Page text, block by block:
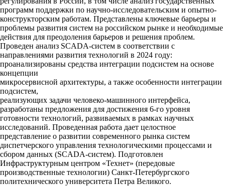
программ поддержки по научно-исследовательским и опытно-
конструкторским работам. Представлены ключевые барьеры и
проблемы развития систем на российском рынке и необходимые
действия для преодоления барьеров и решения проблем.
Проведен анализ SCADA-систем в соответствии с
направлениями развития технологий в 2024 году:
проанализированы средства интеграции подсистем на основе
концепции
микросервисной архитектуры, а также особенности интеграции
подсистем,
реализующих задачи человеко-машинного интерфейса,
разработаны предложения для достижения 6-го уровня
готовности технологий, развиваемых в рамках научных
исследований. Проведенная работа дает целостное
представление о развитии современного рынка систем
диспетчерского управления технологическими процессами и
сбором данных (SCADA-систем). Подготовлен
Инфраструктурным центром «Технет» (передовые
производственные технологии) Санкт-Петербургского
политехнического университета Петра Великого.